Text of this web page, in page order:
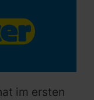
im ersten